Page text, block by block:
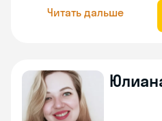
Читать дальше